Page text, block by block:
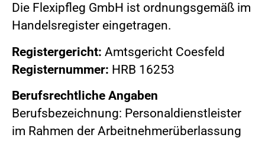
Die Flexipfleg GmbH ist ordnungsgemäß im
Handelsregister eingetragen.
Registergericht: Amtsgericht Coesfeld
Registernummer: HRB 16253
Berufsrechtliche Angaben
Berufsbezeichnung: Personaldienstleister
im Rahmen der Arbeitnehmerüberlassung